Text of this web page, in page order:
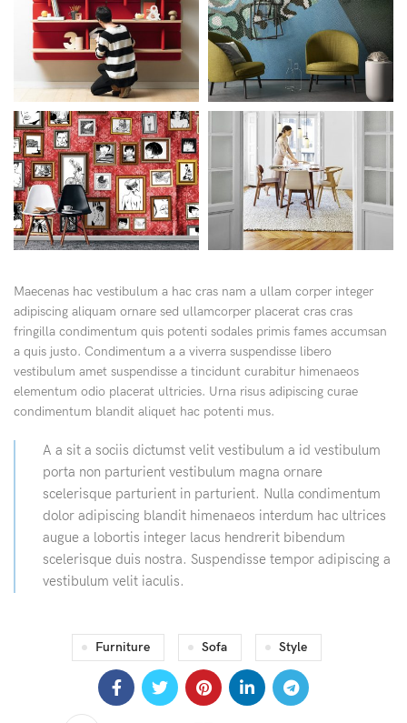
Maecenas hac vestibulum a hac cras nam a ullam corper integer
adipiscing aliquam ornare sed ullamcorper placerat cras cras
fringilla condimentum quis potenti sodales primis fames accumsan
a quis justo. Condimentum a a viverra suspendisse libero
vestibulum amet suspendisse a tincidunt curabitur himenaeos
elementum odio placerat ultricies. Urna risus adipiscing curae
condimentum blandit aliquet hac potenti mus.
A a sit a sociis dictumst velit vestibulum a id vestibulum
porta non parturient vestibulum magna ornare
scelerisque parturient in parturient. Nulla condimentum
dolor adipiscing blandit himenaeos interdum hac ultrices
augue a lobortis integer lacus hendrerit bibendum
scelerisque duis nostra. Suspendisse tempor adipiscing a
vestibulum velit iaculis.
Furniture Sofa Style